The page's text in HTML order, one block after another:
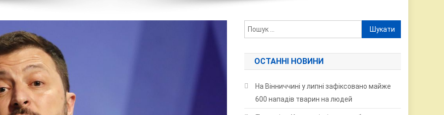
Пошук:
ОСТАННІ НОВИНИ
На Вінниччині у липні зафіксовано майже
600 нападів тварин на людей